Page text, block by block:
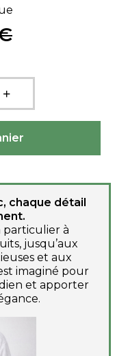
chaque détail
particulier à
jusqu’aux
et aux
imaginé pour
et apporter